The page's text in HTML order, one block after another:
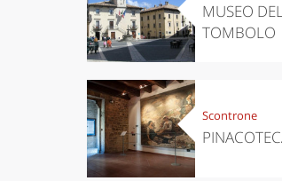
MUSEO
TOMBOLO
Scontrone